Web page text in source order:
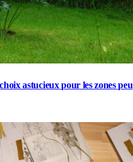
astucieux pour les zones peu